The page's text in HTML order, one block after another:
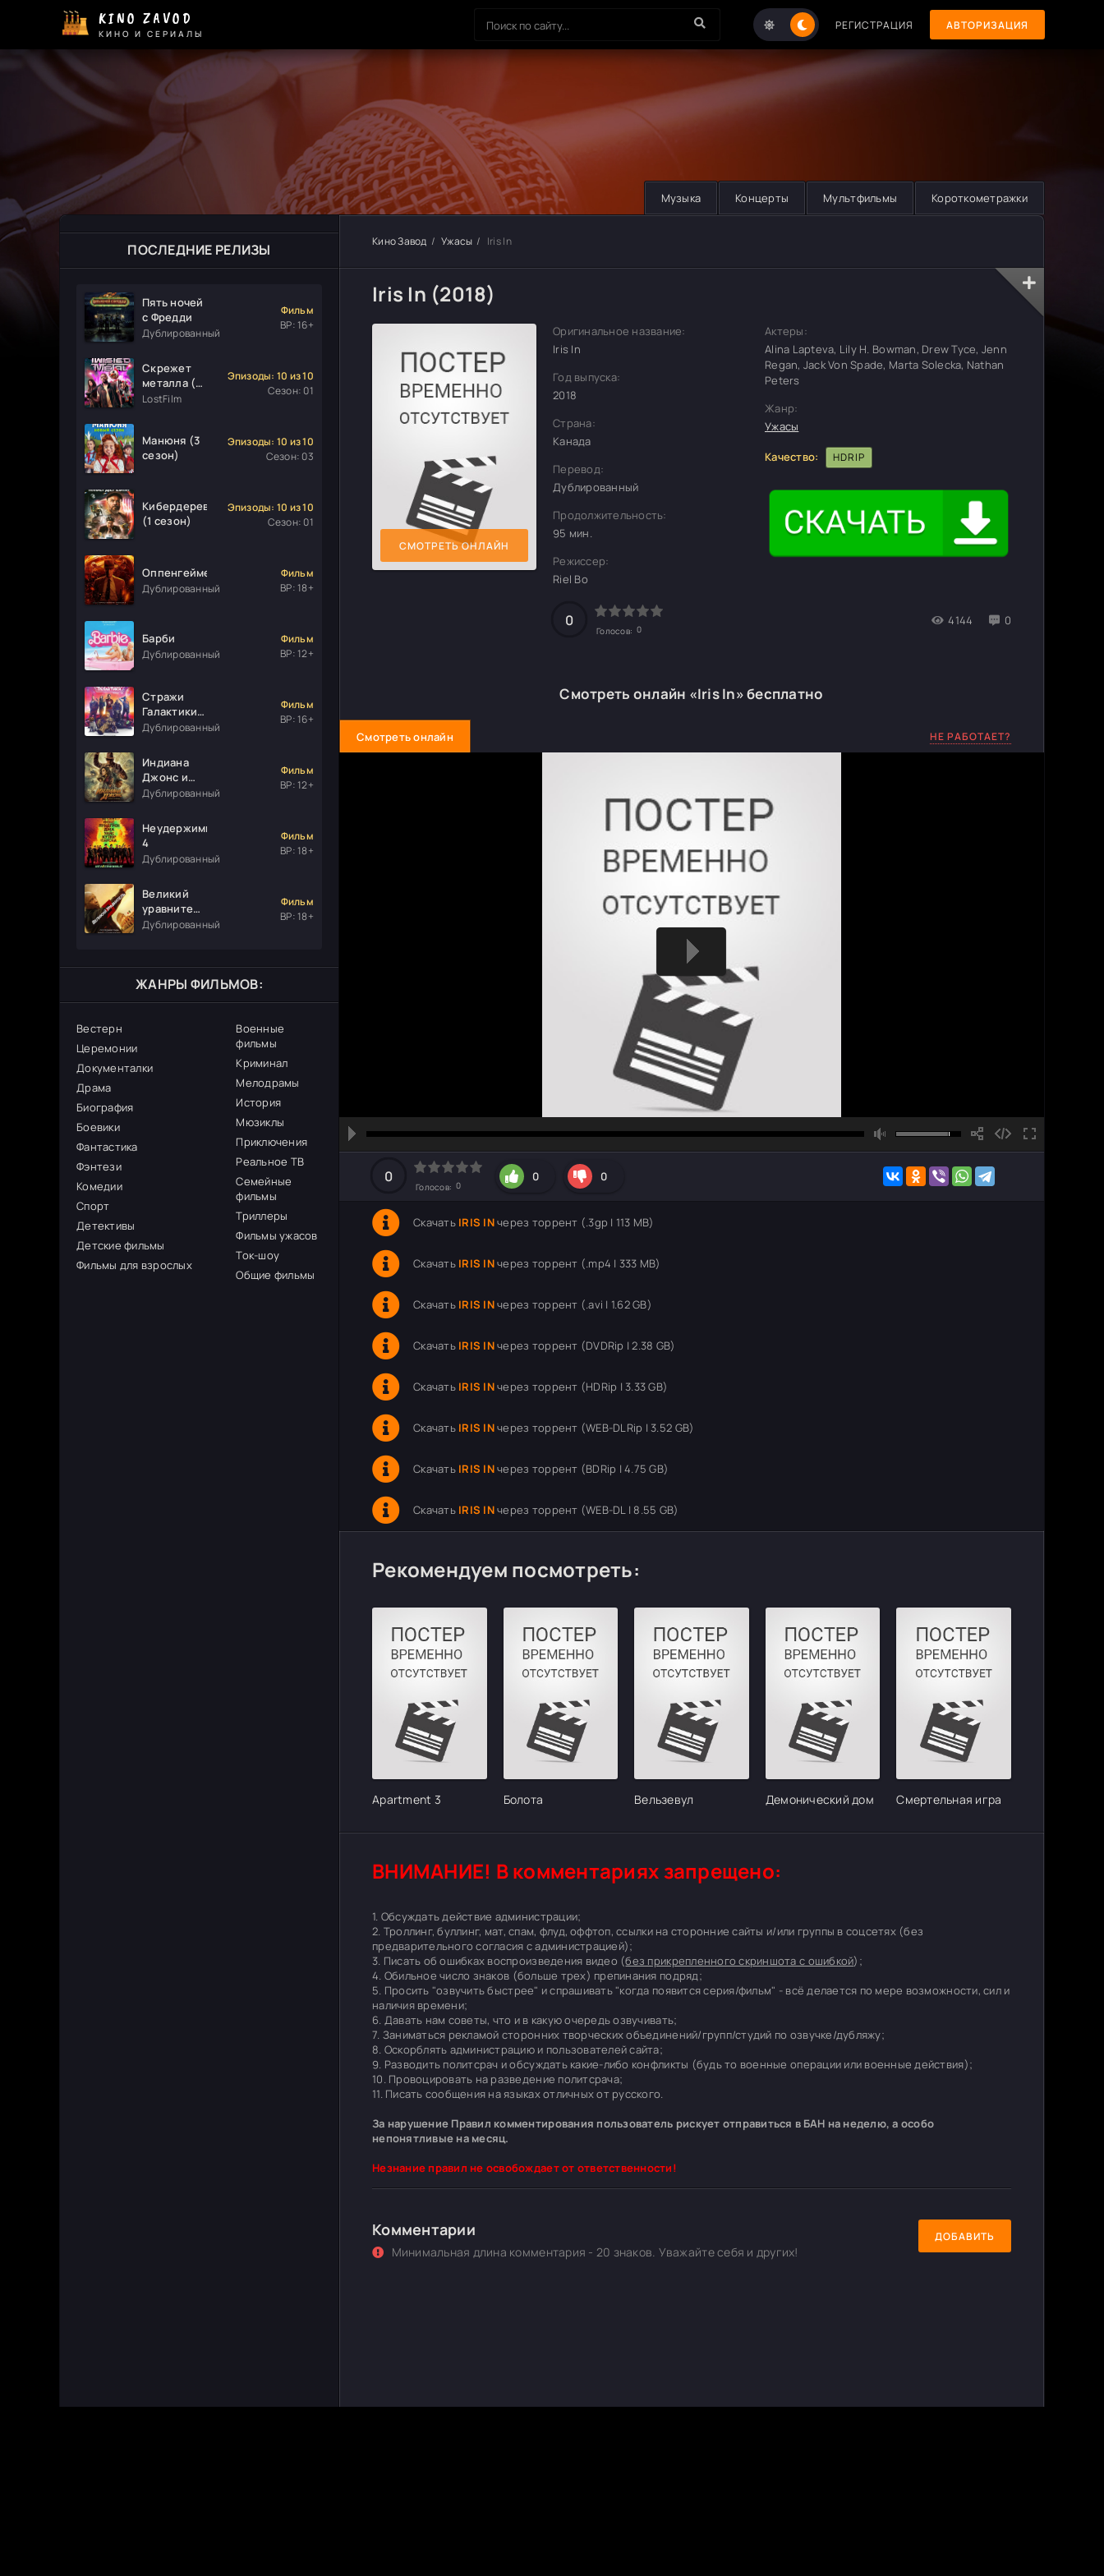
KINO ZAVOD
КИНО И СЕРИАЛЫ
РЕГИСТРАЦИЯ АВТОРИЗАЦИЯ
Музыка Концерты Мультфильмы Короткометражки
ПОСЛЕДНИЕ РЕЛИЗЫ
Пять ночей
с Фредди
Дублированный
Фильм
ВР: 16+
Скрежет
металла (1
сезон)
LostFilm
Эпизоды: 10 из 10
Сезон: 01
Манюня (3
сезон)
Эпизоды: 10 из 10
Сезон: 03
Кибердеревня
(1 сезон)
Эпизоды: 10 из 10
Сезон: 01
Оппенгеймер
Дублированный
Фильм
ВР: 18+
Барби
Дублированный
Фильм
ВР: 12+
Стражи
Галактики.
Часть 3
Дублированный
Фильм
ВР: 16+
Индиана
Джонс и
колесо
Дублированный
Фильм
ВР: 12+
Неудержимые
4
Дублированный
Фильм
ВР: 18+
Великий
уравнитель
3
Дублированный
Фильм
ВР: 18+
ЖАНРЫ ФИЛЬМОВ:
Вестерн
Церемонии
Документалки
Драма
Биография
Боевики
Фантастика
Фэнтези
Комедии
Спорт
Детективы
Детские фильмы
Фильмы для взрослых
Военные
фильмы
Криминал
Мелодрамы
История
Мюзиклы
Приключения
Реальное ТВ
Семейные
фильмы
Триллеры
Фильмы ужасов
Ток-шоу
Общие фильмы
Кино Завод Ужасы Iris In
Iris In (2018)
СМОТРЕТЬ ОНЛАЙН
Оригинальное название:
Iris In
Год выпуска:
2018
Страна:
Канада
Перевод:
Дублированный
Продолжительность:
95 мин.
Режиссер:
Riel Bo
0
Голосов: 0
4144 0
Актеры:
Alina Lapteva, Lily H. Bowman, Drew Tyce, Jenn
Regan, Jack Von Spade, Marta Solecka, Nathan
Peters
Жанр:
Ужасы
Качество: HDRIP
Смотреть онлайн «Iris In» бесплатно
Смотреть онлайн НЕ РАБОТАЕТ?
hd2160
hd1440
highres
hd1080
hd720
large
medium
small
tiny
0
Голосов: 0
0 0
Скачать IRIS INчерез торрент (.3gp | 113 MB)
Скачать IRIS INчерез торрент (.mp4 | 333 MB)
Скачать IRIS INчерез торрент (.avi | 1.62 GB)
Скачать IRIS INчерез торрент (DVDRip | 2.38 GB)
Скачать IRIS INчерез торрент (HDRip | 3.33 GB)
Скачать IRIS INчерез торрент (WEB-DLRip | 3.52 GB)
Скачать IRIS INчерез торрент (BDRip | 4.75 GB)
Скачать IRIS INчерез торрент (WEB-DL | 8.55 GB)
Рекомендуем посмотреть:
Apartment 3 Болота Вельзевул Демонический дом Смертельная игра
ВНИМАНИЕ! В комментариях запрещено:
1. Обсуждать действие администрации;
2. Троллинг, буллинг, мат, спам, флуд, оффтоп, ссылки на сторонние сайты и/или группы в соцсетях (без
предварительного согласия с администрацией);
3. Писать об ошибках воспроизведения видео (без прикрепленного скриншота с ошибкой);
4. Обильное число знаков (больше трех) препинания подряд;
5. Просить "озвучить быстрее" и спрашивать "когда появится серия/фильм" - всё делается по мере возможности, сил и
наличия времени;
6. Давать нам советы, что и в какую очередь озвучивать;
7. Заниматься рекламой сторонних творческих объединений/групп/студий по озвучке/дубляжу;
8. Оскорблять администрацию и пользователей сайта;
9. Разводить политсрач и обсуждать какие-либо конфликты (будь то военные операции или военные действия);
10. Провоцировать на разведение политсрача;
11. Писать сообщения на языках отличных от русского.
За нарушение Правил комментирования пользователь рискует отправиться в БАН на неделю, а особо
непонятливые на месяц.
Незнание правил не освобождает от ответственности!
Комментарии
Минимальная длина комментария - 20 знаков. Уважайте себя и других!
ДОБАВИТЬ